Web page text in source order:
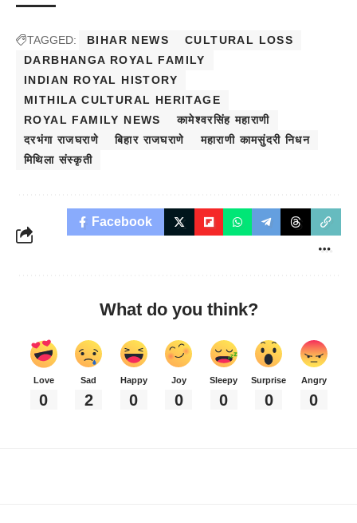
TAGGED: BIHAR NEWS
CULTURAL LOSS
DARBHANGA ROYAL FAMILY
INDIAN ROYAL HISTORY
MITHILA CULTURAL HERITAGE
ROYAL FAMILY NEWS
कामेश्वरसिंह महाराणी
दरभंगा राजघराणे
बिहार राजघराणे
महाराणी कामसुंदरी निधन
मिथिला संस्कृती
Facebook
What do you think?
Love
0
Sad
2
Happy
0
Joy
0
Sleepy
0
Surprise
0
Angry
0